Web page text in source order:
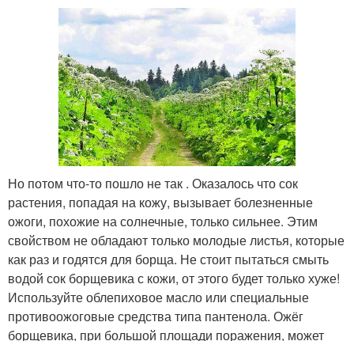
Но потом что-то пошло не так . Оказалось что сок
растения, попадая на кожу, вызывает болезненные
ожоги, похожие на солнечные, только сильнее. Этим
свойством не обладают только молодые листья, которые
как раз и годятся для борща. Не стоит пытаться смыть
водой сок борщевика с кожи, от этого будет только хуже!
Используйте облепиховое масло или специальные
противоожоговые средства типа пантенола. Ожёг
борщевика, при большой площади поражения, может